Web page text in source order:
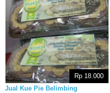
Jual Kue Pie Belimbing
Rp 18.000